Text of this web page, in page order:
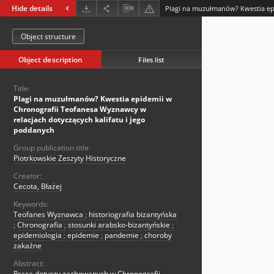
Hide details
Object structure
Object description Files list
Title:
Plagi na muzułmanów? Kwestia epidemii w
Chronografii Teofanesa Wyznawcy w
relacjach dotyczących kalifatu i jego
poddanych
Group publication title:
Piotrkowskie Zeszyty Historyczne
Creator:
Cecota, Błażej
Keywords:
Teofanes Wyznawca ; historiografia bizantyńska
; Chronografia ; stosunki arabsko-bizantyńskie ;
epidemiologia ; epidemie ; pandemie ; choroby
zakaźne
Abstract: